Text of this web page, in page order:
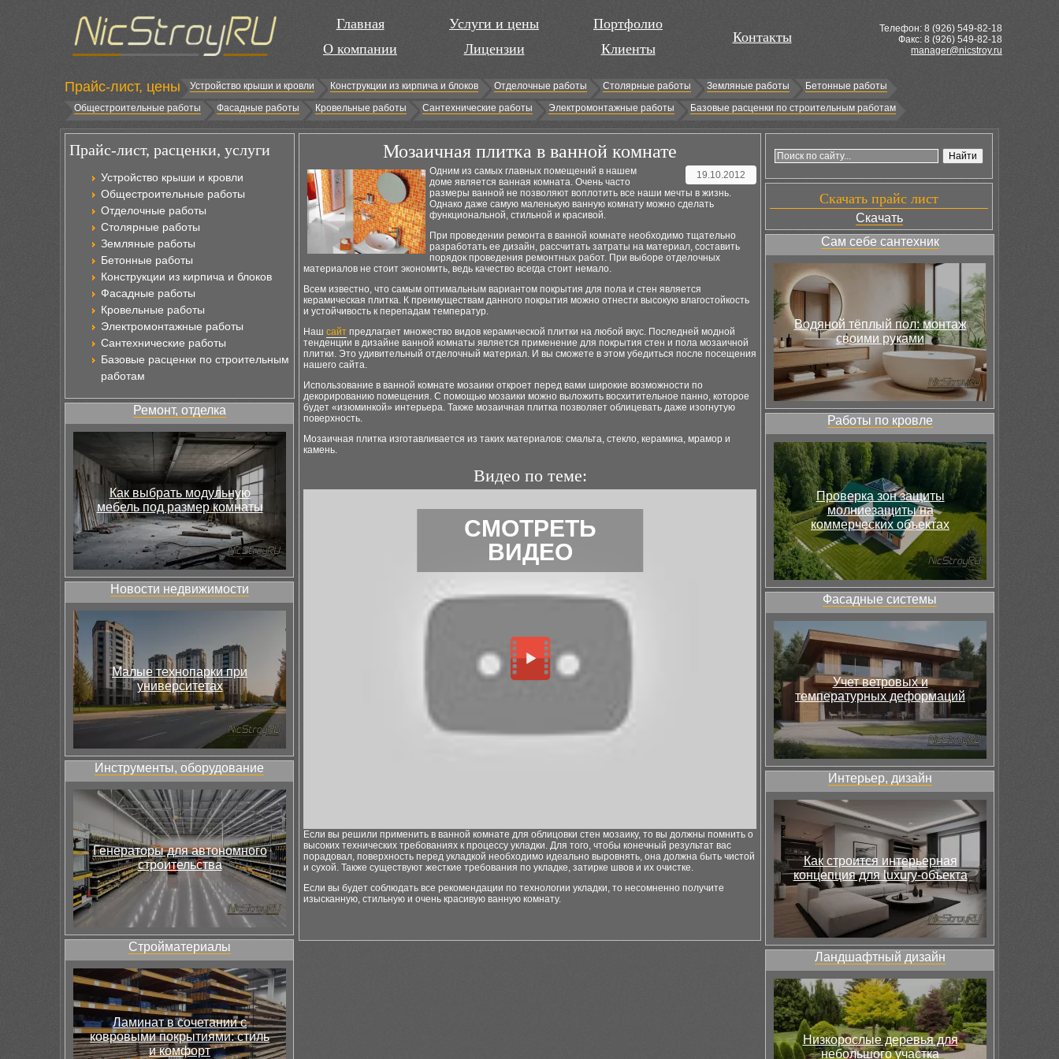
Главная
О компании
Услуги и цены
Лицензии
Портфолио
Клиенты
Контакты
Телефон: 8 (926) 549-82-18
Факс: 8 (926) 549-82-18
manager@nicstroy.ru
Прайс-лист, цены Устройство крыши и кровли Конструкции из кирпича и блоков Отделочные работы Столярные работы Земляные работы
Бетонные работы
Общестроительные работы
Фасадные работы Кровельные работы Сантехнические работы Электромонтажные работы Базовые расценки по строительным работам
Прайс-лист, расценки, услуги
Устройство крыши и кровли
Общестроительные работы
Отделочные работы
Столярные работы
Земляные работы
Бетонные работы
Конструкции из кирпича и блоков
Фасадные работы
Кровельные работы
Электромонтажные работы
Сантехнические работы
Базовые расценки по строительным
работам
Ремонт, отделка
Как выбрать модульную
мебель под размер комнаты
Новости недвижимости
Малые технопарки при
университетах
Инструменты, оборудование
Генераторы для автономного
строительства
Стройматериалы
Ламинат в сочетании с
ковровыми покрытиями: стиль
и комфорт
Мозаичная плитка в ванной комнате
19.10.2012
Одним из самых главных помещений в нашем
доме является ванная комната. Очень часто
размеры ванной не позволяют воплотить все наши мечты в жизнь.
Однако даже самую маленькую ванную комнату можно сделать
функциональной, стильной и красивой.
При проведении ремонта в ванной комнате необходимо тщательно
разработать ее дизайн, рассчитать затраты на материал, составить
порядок проведения ремонтных работ. При выборе отделочных
материалов не стоит экономить, ведь качество всегда стоит немало.
Всем известно, что самым оптимальным вариантом покрытия для пола и стен является
керамическая плитка. К преимуществам данного покрытия можно отнести высокую влагостойкость
и устойчивость к перепадам температур.
Наш сайт предлагает множество видов керамической плитки на любой вкус. Последней модной
тенденции в дизайне ванной комнаты является применение для покрытия стен и пола мозаичной
плитки. Это удивительный отделочный материал. И вы сможете в этом убедиться после посещения
нашего сайта.
Использование в ванной комнате мозаики откроет перед вами широкие возможности по
декорированию помещения. С помощью мозаики можно выложить восхитительное панно, которое
будет «изюминкой» интерьера. Также мозаичная плитка позволяет облицевать даже изогнутую
поверхность.
Мозаичная плитка изготавливается из таких материалов: смальта, стекло, керамика, мрамор и
камень.
Видео по теме:
СМОТРЕТЬ
ВИДЕО
Если вы решили применить в ванной комнате для облицовки стен мозаику, то вы должны помнить о
высоких технических требованиях к процессу укладки. Для того, чтобы конечный результат вас
порадовал, поверхность перед укладкой необходимо идеально выровнять, она должна быть чистой
и сухой. Также существуют жесткие требования по укладке, затирке швов и их очистке.
Если вы будет соблюдать все рекомендации по технологии укладки, то несомненно получите
изысканную, стильную и очень красивую ванную комнату.
Скачать прайс лист
Скачать
Сам себе сантехник
Водяной тёплый пол: монтаж
своими руками
Работы по кровле
Проверка зон защиты
молниезащиты на
коммерческих объектах
Фасадные системы
Учет ветровых и
температурных деформаций
Интерьер, дизайн
Как строится интерьерная
концепция для luxury-объекта
Ландшафтный дизайн
Низкорослые деревья для
небольшого участка